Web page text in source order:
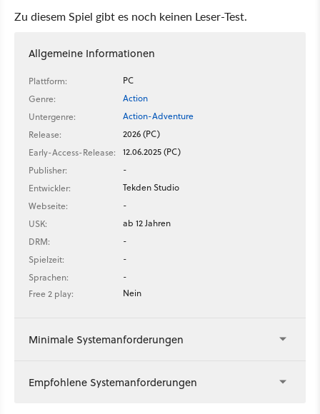
Zu diesem Spiel gibt es noch keinen Leser-Test.
Allgemeine Informationen
Plattform:
PC
Genre:
Action
Untergenre:
Action-Adventure
Release:
2026 (PC)
Early-Access-Release:
12.06.2025 (PC)
Publisher:
-
Entwickler:
Tekden Studio
Webseite:
-
USK:
ab 12 Jahren
DRM:
-
Spielzeit:
-
Sprachen:
-
Free 2 play:
Nein
Minimale Systemanforderungen
Empfohlene Systemanforderungen